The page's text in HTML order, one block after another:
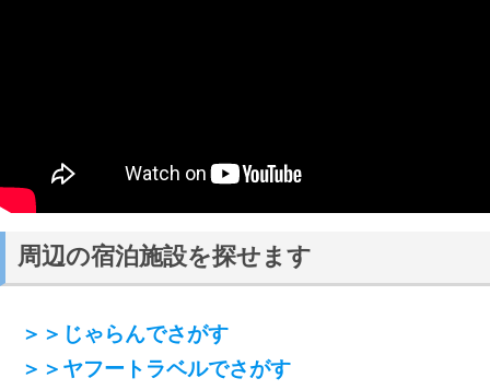
周辺の宿泊施設を探せます
＞＞じゃらんでさがす
＞＞ヤフートラベルでさがす